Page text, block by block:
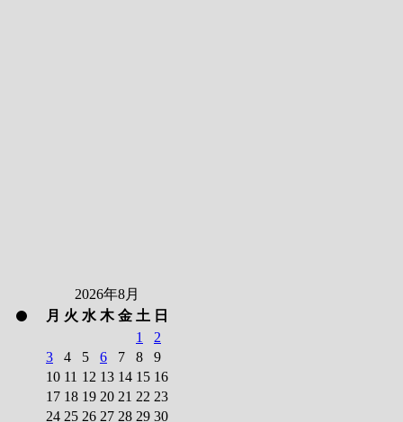
2026年8月
月 火 水 木 金 土 日
1
2
3
4 5 6 7 8
9
10 11 12 13 14 15 16
17 18 19 20 21 22 23
24 25 26 27 28 29 30